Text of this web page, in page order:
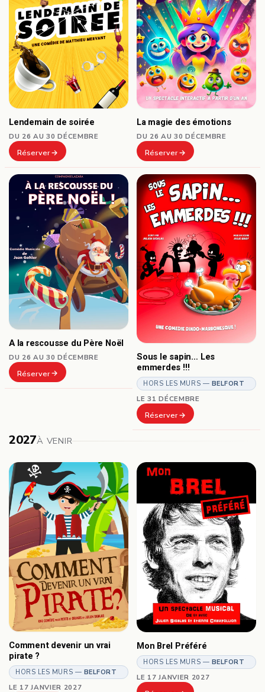
Lendemain de soirée
DU 26 AU 30 DÉCEMBRE
Réserver
La magie des émotions
DU 26 AU 30 DÉCEMBRE
Réserver
A la rescousse du Père Noël
DU 26 AU 30 DÉCEMBRE
Réserver
Sous le sapin… Les
emmerdes !!!
HORS LES MURS — BELFORT
LE 31 DÉCEMBRE
Réserver
2027À VENIR
Comment devenir un vrai
pirate ?
HORS LES MURS — BELFORT
LE 17 JANVIER 2027
Mon Brel Préféré
HORS LES MURS — BELFORT
LE 17 JANVIER 2027